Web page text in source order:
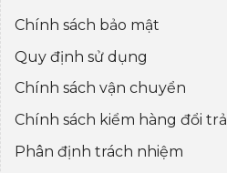
Chính sách bảo mật
Quy định sử dụng
Chính sách vận chuyển
Chính sách kiểm hàng đổi trả
Phân định trách nhiệm